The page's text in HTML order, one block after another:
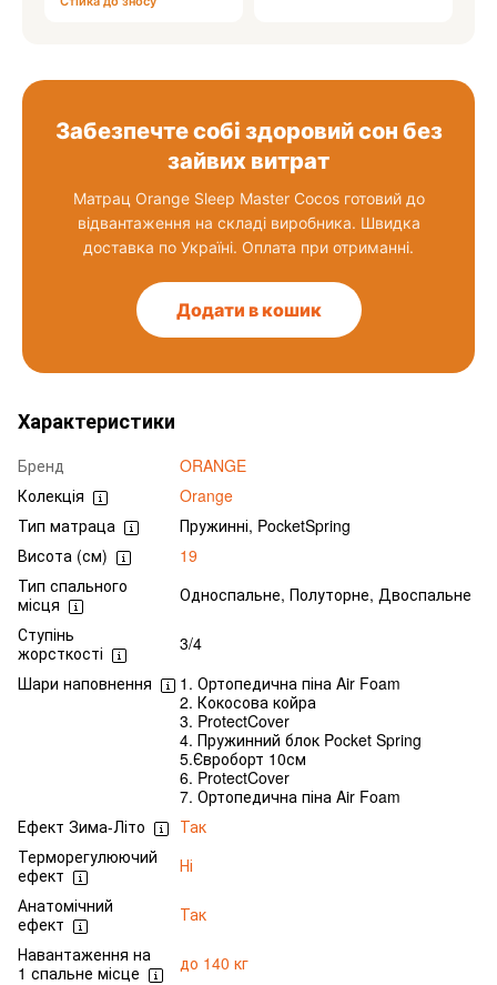
Забезпечте собі здоровий сон без
зайвих витрат
Матрац Orange Sleep Master Cocos готовий до
відвантаження на складі виробника. Швидка
доставка по Україні. Оплата при отриманні.
Додати в кошик
Характеристики
Бренд
ORANGE
Колекція
Orange
Тип матраца
Пружинні, PocketSpring
Висота (см)
19
Тип спального
місця
Односпальне, Полуторне, Двоспальне
Ступінь
жорсткості
3/4
Шари наповнення
1. Ортопедична піна Air Foam
2. Кокосова койра
3. ProtectCover
4. Пружинний блок Pocket Spring
5.Євроборт 10см
6. ProtectCover
7. Ортопедична піна Air Foam
Ефект Зима-Літо
Так
Терморегулюючий
ефект
Ні
Анатомічний
ефект
Так
Навантаження на
1 спальне місце
до 140 кг